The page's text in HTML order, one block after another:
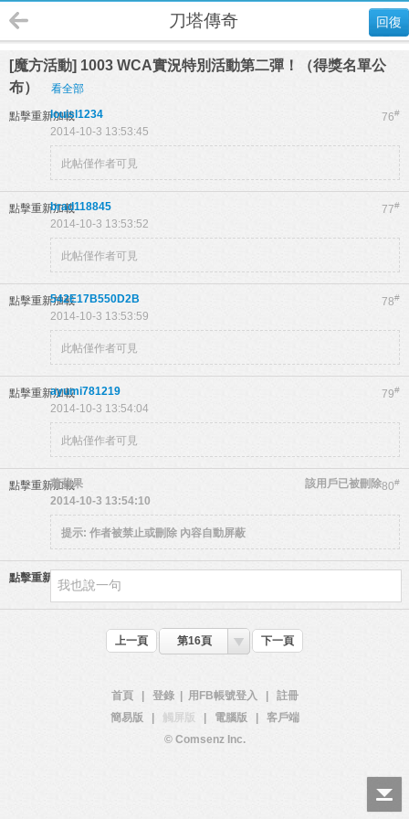
回復
刀塔傳奇
[魔方活動] 1003 WCA實況特別活動第二彈！（得獎名單公
布）
看全部
點擊重新加載 76#
louisl1234
2014-10-3 13:53:45
此帖僅作者可見
點擊重新加載 77#
brad118845
2014-10-3 13:53:52
此帖僅作者可見
點擊重新加載 78#
542E17B550D2B
2014-10-3 13:53:59
此帖僅作者可見
點擊重新加載 79#
ayumi781219
2014-10-3 13:54:04
此帖僅作者可見
點擊重新加載 80#
蕭蘋果
該用戶已被刪除
2014-10-3 13:54:10
提示: 作者被禁止或刪除 內容自動屏蔽
點擊重新加載
上一頁 第16頁 下一頁
首頁 登錄 用FB帳號登入
註冊
簡易版
觸屏版 電腦版
客戶端
© Comsenz Inc.